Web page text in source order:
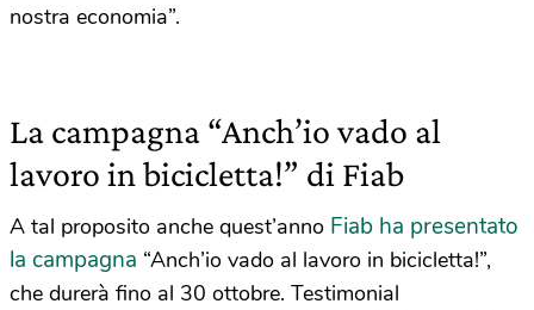
nostra economia”.
La campagna “Anch’io vado al
lavoro in bicicletta!” di Fiab
A tal proposito anche quest’anno Fiab ha presentato
la campagna “Anch’io vado al lavoro in bicicletta!”,
che durerà fino al 30 ottobre. Testimonial